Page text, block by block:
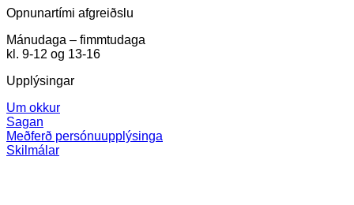
Opnunartími afgreiðslu
Mánudaga – fimmtudaga
kl. 9-12 og 13-16
Upplýsingar
Um okkur
Sagan
Meðferð persónuupplýsinga
Skilmálar